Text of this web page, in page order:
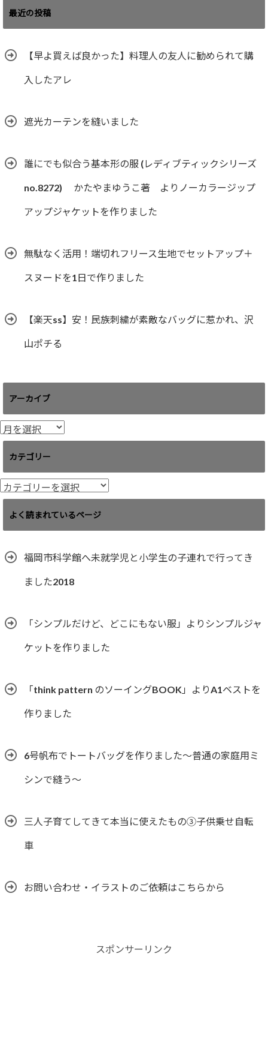
最近の投稿
【早よ買えば良かった】料理人の友人に勧められて購
入したアレ
遮光カーテンを縫いました
誰にでも似合う基本形の服 (レディブティックシリーズ
no.8272) かたやまゆうこ著 よりノーカラージップ
アップジャケットを作りました
無駄なく活用！端切れフリース生地でセットアップ＋
スヌードを1日で作りました
【楽天ss】安！民族刺繍が素敵なバッグに惹かれ、沢
山ポチる
アーカイブ
ア
ー
イ
ブ
カテゴリー
カ
テ
リ
よく読まれているページ
福岡市科学館へ未就学児と小学生の子連れで行ってき
ました2018
「シンプルだけど、どこにもない服」よりシンプルジャ
ケットを作りました
「think pattern のソーイングBOOK」よりA1ベストを
作りました
6号帆布でトートバッグを作りました〜普通の家庭用ミ
シンで縫う〜
三人子育てしてきて本当に使えたもの③子供乗せ自転
車
お問い合わせ・イラストのご依頼はこちらから
スポンサーリンク